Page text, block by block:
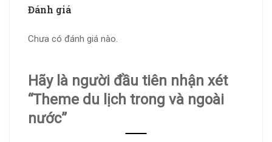
Đánh giá
Chưa có đánh giá nào.
Hãy là người đầu tiên nhận xét
“Theme du lịch trong và ngoài
nước”